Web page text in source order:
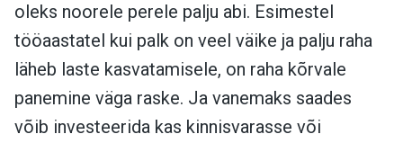
oleks noorele perele palju abi. Esimestel
tööaastatel kui palk on veel väike ja palju raha
läheb laste kasvatamisele, on raha kõrvale
panemine väga raske. Ja vanemaks saades
võib investeerida kas kinnisvarasse või